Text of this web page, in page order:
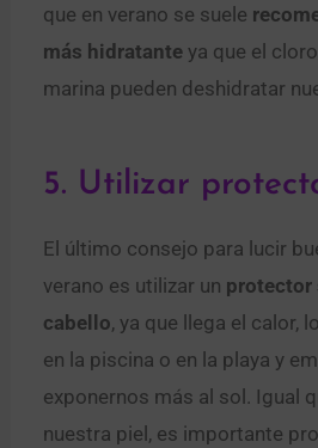
que en verano se suele
más hidratante ya que el
marina pueden deshidratar
5. Utilizar
El último consejo para lucir
verano es utilizar un protector
cabello, ya que llega el calor,
en la piscina o en la playa y
exponernos más al sol. Igual
nuestra piel, es importante